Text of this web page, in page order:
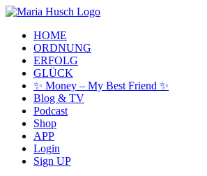
Skip
main
content
Menu
HOME
ORDNUNG
ERFOLG
GLÜCK
✨ Money – My Best Friend ✨
Blog & TV
Podcast
Shop
APP
Login
Sign UP